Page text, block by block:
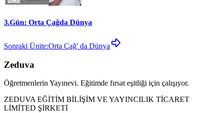
3.Gün: Orta Çağda Dünya
Sonraki Ünite:Orta Çağ' da Dünya
Zeduva
Öğretmenlerin Yayınevi. Eğitimde fırsat eşitliği için çalışıyor.
ZEDUVA EĞİTİM BİLİŞİM VE YAYINCILIK TİCARET
LİMİTED ŞİRKETİ